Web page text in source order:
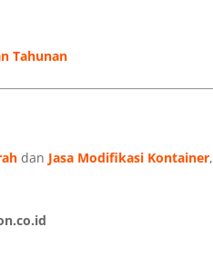
Tahunan
dan Jasa Modifikasi Kontainer,